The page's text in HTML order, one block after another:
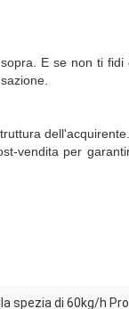
E se non ti fidi
vendita per
spezia di 60kg/h